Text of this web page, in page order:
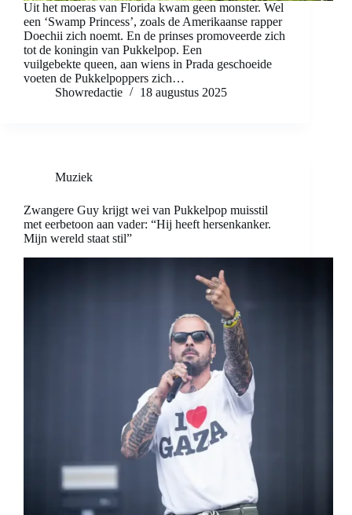
Uit het moeras van Florida kwam geen monster. Wel
een ‘Swamp Princess’, zoals de Amerikaanse rapper
Doechii zich noemt. En de prinses promoveerde zich
tot de koningin van Pukkelpop. Een
vuilgebekte queen, aan wiens in Prada geschoeide
voeten de Pukkelpoppers zich…
Showredactie
18 augustus 2025
Muziek
Zwangere Guy krijgt wei van Pukkelpop muisstil
met eerbetoon aan vader: “Hij heeft hersenkanker.
Mijn wereld staat stil”